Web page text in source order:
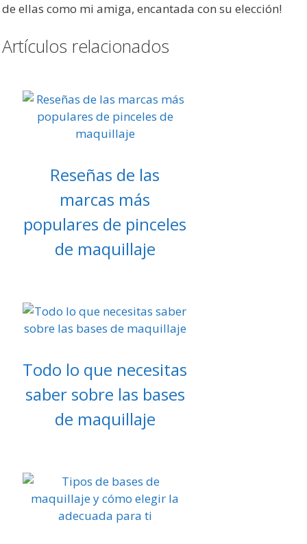
de ellas como mi amiga, encantada con su elección!
Artículos relacionados
Reseñas de las
marcas más
populares de pinceles
de maquillaje
Todo lo que necesitas
saber sobre las bases
de maquillaje